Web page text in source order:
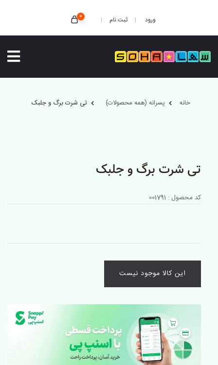
ورود ثبت نام 0
خانه پسرانه (همه محصولات) تی شرت برگ و جلبک
تی شرت برگ و جلبک
کد محصول : 001791
این کالا موجود نیست